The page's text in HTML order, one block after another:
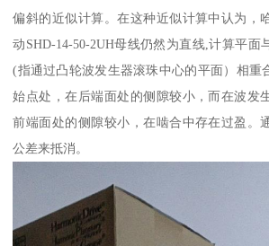
偏斜的近似计算。在这种近似计算中认为，
动SHD-14-50-2UH母线仍然为直线,计算平面
(指通过凸轮波发生器滚珠中心的平面）相重
始点处，在后端面处的侧隙较小，而在波发
前端面处的侧隙较小，在啮合中存在过盈。
公差来抵消。